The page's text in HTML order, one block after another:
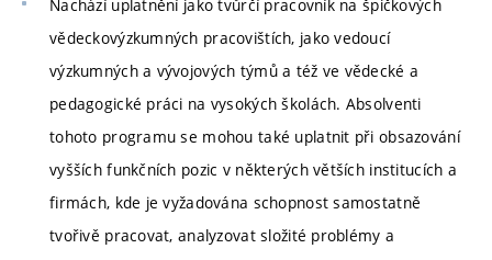
Nachází uplatnění jako tvůrčí pracovník na špičkových
vědeckovýzkumných pracovištích, jako vedoucí
výzkumných a vývojových týmů a též ve vědecké a
pedagogické práci na vysokých školách. Absolventi
tohoto programu se mohou také uplatnit při obsazování
vyšších funkčních pozic v některých větších institucích a
firmách, kde je vyžadována schopnost samostatně
tvořivě pracovat, analyzovat složité problémy a